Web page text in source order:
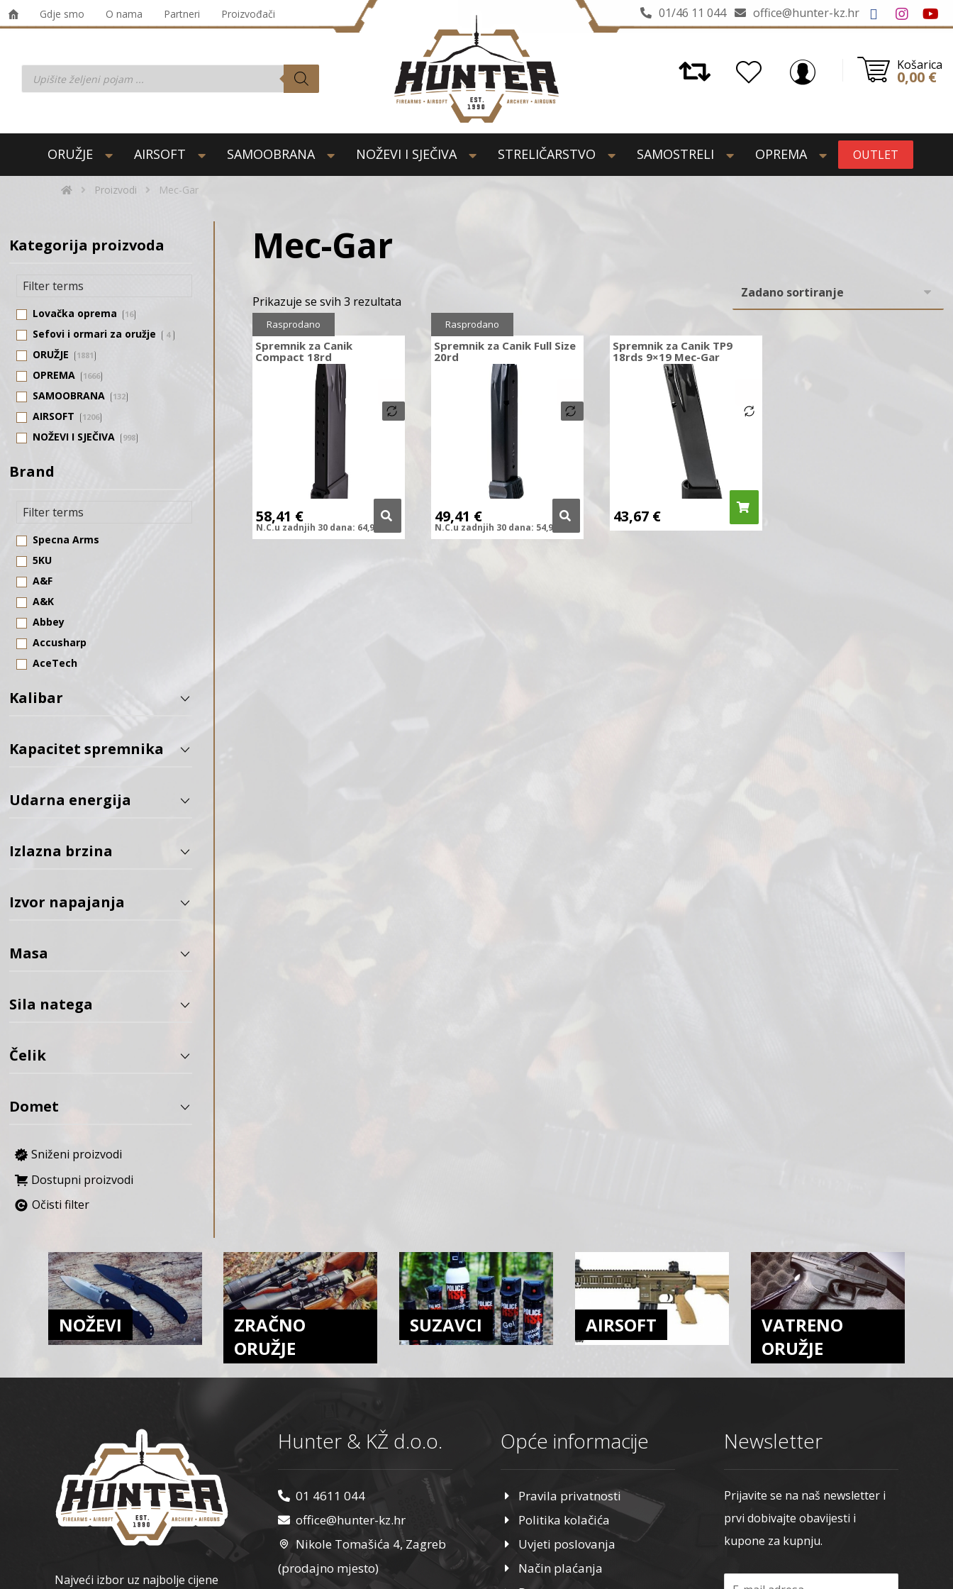
Gdje smo O nama Partneri Proizvođači office@hunter-kz.hr
01/46 11 044
Košarica
0,00 €
ORUŽJE AIRSOFT SAMOOBRANA NOŽEVI I SJEČIVA STRELIČARSTVO SAMOSTRELI OPREMA OUTLET
Proizvodi Mec-Gar
Mec-Gar
Prikazuje se svih 3 rezultata
Sniženo 10%
Spremnik za Canik
Compact 18rd
58,41 €
N.C.u zadnjih 30 dana: 64,90
Rasprodano Sniženo 10%
Spremnik za Canik Full Size
20rd
49,41 €
N.C.u zadnjih 30 dana: 54,90
Rasprodano
Spremnik za Canik TP9
18rds 9×19 Mec-Gar
43,67 €
Kategorija proizvoda
Lovačka oprema 16
Sefovi i ormari za oružje 4
ORUŽJE 1881
OPREMA 1666
SAMOOBRANA 132
AIRSOFT 1206
NOŽEVI I SJEČIVA 998
STRELIČARSTVO
Brand
Specna Arms
5KU
A&F
A&K
Abbey
Accusharp
AceTech
ADC
Aguila
Airforce Airguns
ALPINA SPORT
Amomax
Apex Gear
Army Armament
AVALON ARCHERY
BARNETT
BCY
BD Custom
BDF
Benelli
BERETTA
Blackhawk
BMT
Brunox
Buck Trail Archery Tradition
Kalibar
Kapacitet spremnika
Udarna energija
Izlazna brzina
Izvor napajanja
Masa
Sila natega
Čelik
Domet
Sniženi proizvodi
Dostupni proizvodi
Očisti filter
NOŽEVI
ZRAČNO
ORUŽJE
SUZAVCI AIRSOFT
VATRENO
ORUŽJE
Najveći izbor uz najbolje cijene
Hunter & KŽ d.o.o.
01 4611 044
office@hunter-kz.hr
Nikole Tomašića 4, Zagreb
(prodajno mjesto)
Opće informacije
Pravila privatnosti
Politika kolačića
Uvjeti poslovanja
Način plaćanja
Newsletter
Prijavite se na naš newsletter i
prvi dobivajte obavijesti i
kupone za kupnju.